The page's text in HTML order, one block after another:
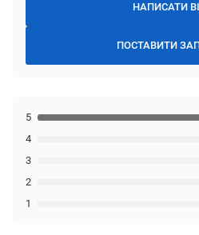
НАПИСАТИ
ПОСТАВИТИ
1
2
3
4
5